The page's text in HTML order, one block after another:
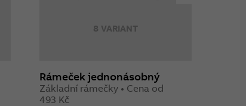
8 VARIANT
Rámeček jednonásobný
Základní rámečky • Cena od
493 Kč